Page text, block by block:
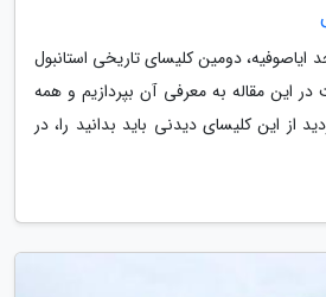
ایاصوفیه، دومین کلیسای تاریخی استانبول
این مقاله به معرفی آن بپردازیم و همه
از این کلیسای دیدنی باید بدانید را، در